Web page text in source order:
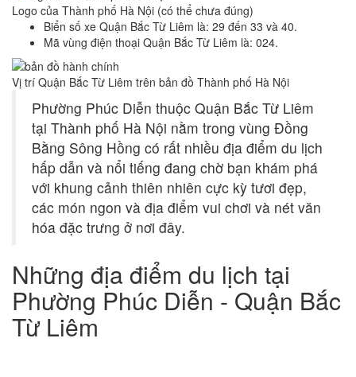
Logo của Thành phố Hà Nội (có thể chưa đúng)
Biển số xe Quận Bắc Từ Liêm là: 29 đến 33 và 40.
Mã vùng điện thoại Quận Bắc Từ Liêm là: 024.
Vị trí Quận Bắc Từ Liêm trên bản đồ Thành phố Hà Nội
Phường Phúc Diễn thuộc Quận Bắc Từ Liêm
tại Thành phố Hà Nội nằm trong vùng Đồng
Bằng Sông Hồng có rất nhiều địa điểm du lịch
hấp dẫn và nổi tiếng đang chờ bạn khám phá
với khung cảnh thiên nhiên cực kỳ tươi đẹp,
các món ngon và địa điểm vui chơi và nét văn
hóa đặc trưng ở nơi đây.
Những địa điểm du lịch tại
Phường Phúc Diễn - Quận Bắc
Từ Liêm